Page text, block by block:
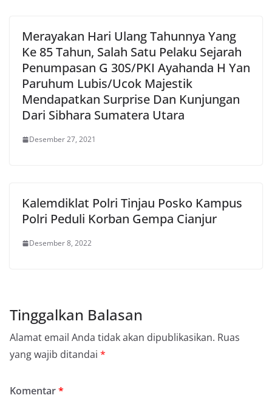
Merayakan Hari Ulang Tahunnya Yang
Ke 85 Tahun, Salah Satu Pelaku Sejarah
Penumpasan G 30S/PKI Ayahanda H Yan
Paruhum Lubis/Ucok Majestik
Mendapatkan Surprise Dan Kunjungan
Dari Sibhara Sumatera Utara
Desember 27, 2021
Kalemdiklat Polri Tinjau Posko Kampus
Polri Peduli Korban Gempa Cianjur
Desember 8, 2022
Tinggalkan Balasan
Alamat email Anda tidak akan dipublikasikan. Ruas
yang wajib ditandai *
Komentar*